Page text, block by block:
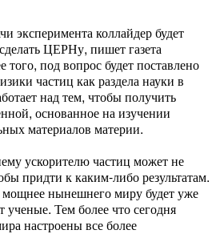
эксперимента коллайдер будет
ЦЕРНу, пишет газета
под вопрос будет поставлено
частиц как раздела науки в
над тем, чтобы получить
основанное на изучении
материалов материи.
ускорителю частиц может не
придти к каким-либо результатам.
мощнее нынешнего миру будет уже
ученые. Тем более что сегодня
настроены все более